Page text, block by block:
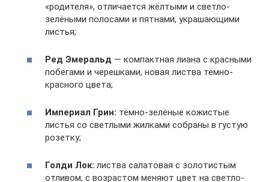
«родителя», отличается жёлтыми и светло-
зелёными полосами и пятнами, украшающими
листья;
Ред Эмеральд — компактная лиана с красными
побегами и черешками, новая листва тёмно-
красного цвета;
Империал Грин: тёмно-зелёные кожистые
листья со светлыми жилками собраны в густую
розетку;
Голди Лок: листва салатовая с золотистым
отливом, с возрастом меняют цвет на светло-